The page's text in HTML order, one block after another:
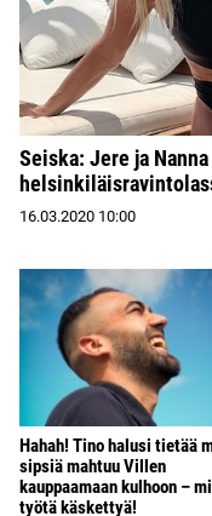
Seiska: Jere ja
16.03.2020 10:00
Hahah! Tino halusi tietää
sipsiä mahtuu Villen
kauppaamaan kulhoon –
työtä käskettyä!